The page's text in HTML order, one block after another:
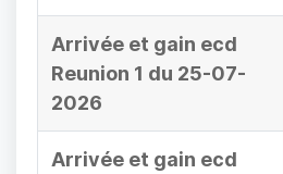
Arrivée et gain ecd
Reunion 1 du 25-07-
2026
Arrivée et gain ecd